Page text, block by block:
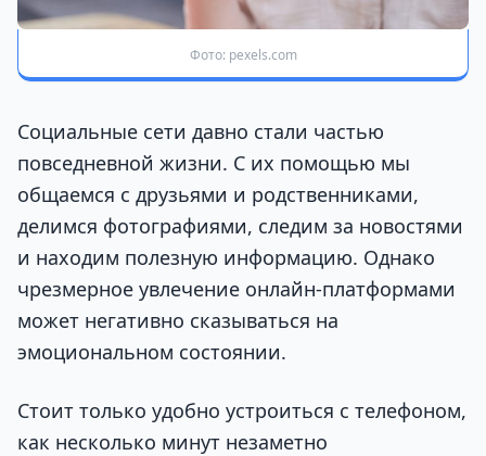
Фото: pexels.com
Социальные сети давно стали частью
повседневной жизни. С их помощью мы
общаемся с друзьями и родственниками,
делимся фотографиями, следим за новостями
и находим полезную информацию. Однако
чрезмерное увлечение онлайн-платформами
может негативно сказываться на
эмоциональном состоянии.
Стоит только удобно устроиться с телефоном,
как несколько минут незаметно